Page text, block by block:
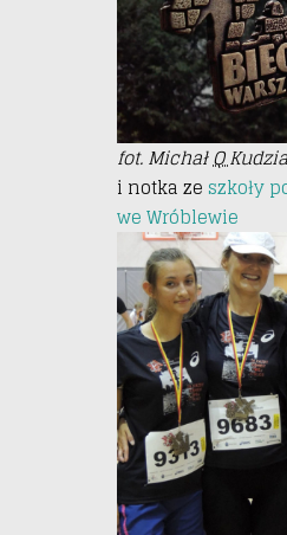
fot. MichałQKudzia
i notka ze szkoły
we Wróblewie